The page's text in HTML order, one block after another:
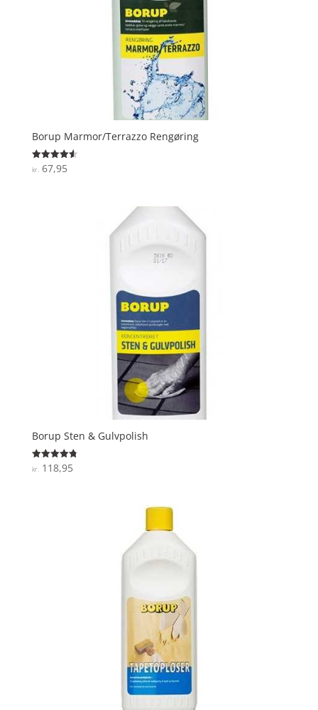
Borup Marmor/Terrazzo Rengøring
Vurderet
4.6
kr.67,95
Borup Sten & Gulvpolish
Vurderet
4.8
kr.118,95